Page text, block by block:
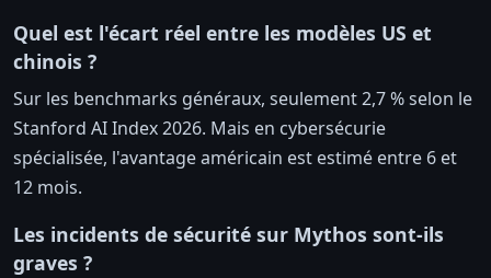
Quel est l'écart réel entre les modèles US et
chinois ?
Sur les benchmarks généraux, seulement 2,7 % selon le
Stanford AI Index 2026. Mais en cybersécurie
spécialisée, l'avantage américain est estimé entre 6 et
12 mois.
Les incidents de sécurité sur Mythos sont-ils
graves ?